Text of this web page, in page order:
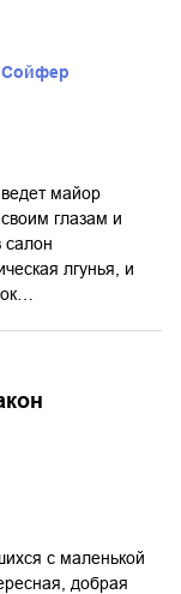
Сойфер
майор
глазам и
салон
лгунья, и
с маленькой
добрая